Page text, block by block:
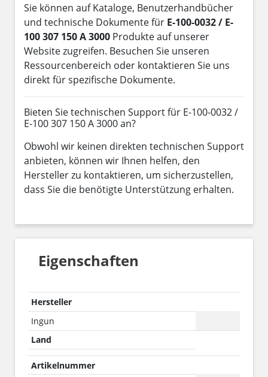
Sie können auf Kataloge, Benutzerhandbücher
und technische Dokumente für E-100-0032 / E-
100 307 150 A 3000 Produkte auf unserer
Website zugreifen. Besuchen Sie unseren
Ressourcenbereich oder kontaktieren Sie uns
direkt für spezifische Dokumente.
Bieten Sie technischen Support für E-100-0032 /
E-100 307 150 A 3000 an?
Obwohl wir keinen direkten technischen Support
anbieten, können wir Ihnen helfen, den
Hersteller zu kontaktieren, um sicherzustellen,
dass Sie die benötigte Unterstützung erhalten.
Eigenschaften
Hersteller
Ingun
Land
Artikelnummer